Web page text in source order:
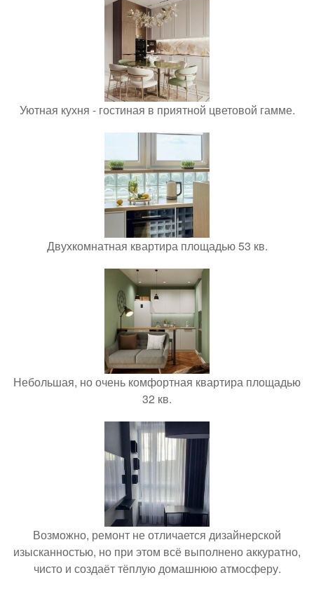
Уютная кухня - гостиная в приятной цветовой гамме.
Двухкомнатная квартира площадью 53 кв.
Небольшая, но очень комфортная квартира площадью
32 кв.
Возможно, ремонт не отличается дизайнерской
изысканностью, но при этом всё выполнено аккуратно,
чисто и создаёт тёплую домашнюю атмосферу.